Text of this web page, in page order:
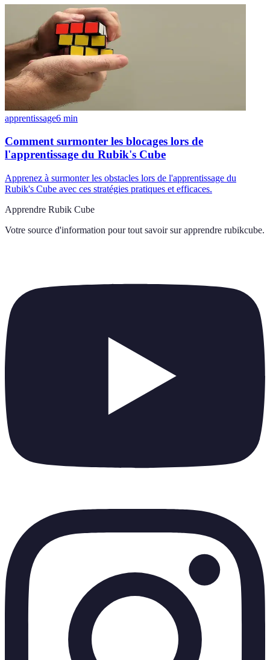
apprentissage6 min
Comment surmonter les blocages lors de
l'apprentissage du Rubik's Cube
Apprenez à surmonter les obstacles lors de l'apprentissage du
Rubik's Cube avec ces stratégies pratiques et efficaces.
Apprendre Rubik Cube
Votre source d'information pour tout savoir sur apprendre rubikcube.